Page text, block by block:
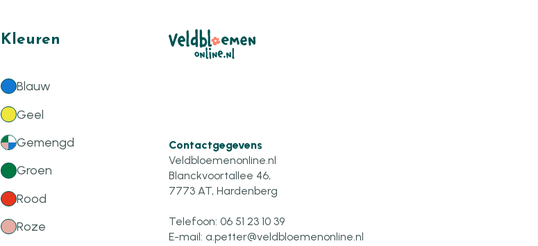
Kleuren
Blauw
Geel
Gemengd
Groen
Rood
Roze
Contactgegevens
Veldbloemenonline.nl
Blanckvoortallee 46,
7773 AT, Hardenberg
Telefoon: 06 51 23 10 39
E-mail: a.petter@veldbloemenonline.nl